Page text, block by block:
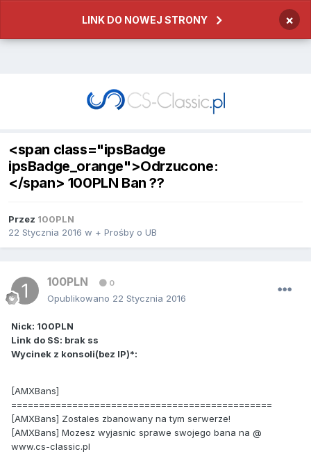
LINK DO NOWEJ STRONY ×
<span class="ipsBadge
ipsBadge_orange">Odrzucone:
</span> 100PLN Ban ??
Przez 100PLN
22 Stycznia 2016 w + Prośby o UB
100PLN 0
Opublikowano 22 Stycznia 2016
Nick: 100PLN
Link do SS: brak ss
Wycinek z konsoli(bez IP)*:
[AMXBans]
===============================================
[AMXBans] Zostales zbanowany na tym serwerze!
[AMXBans] Mozesz wyjasnic sprawe swojego bana na @
www.cs-classic.pl